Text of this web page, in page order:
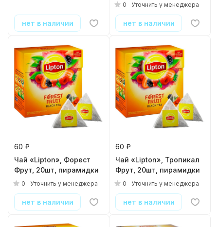
нет в наличии
0 Уточнить у менеджера
нет в наличии
60 ₽
Чай «Lipton», Форест
Фрут, 20шт, пирамидки
0 Уточнить у менеджера
нет в наличии
60 ₽
Чай «Lipton», Тропикал
Фрут, 20шт, пирамидки
0 Уточнить у менеджера
нет в наличии